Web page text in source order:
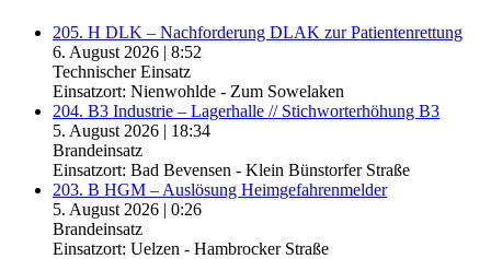
205. H DLK – Nachforderung DLAK zur Patientenrettung
6. August 2026 | 8:52
Technischer Einsatz
Einsatzort: Nienwohlde - Zum Sowelaken
204. B3 Industrie – Lagerhalle // Stichworterhöhung B3
5. August 2026 | 18:34
Brandeinsatz
Einsatzort: Bad Bevensen - Klein Bünstorfer Straße
203. B HGM – Auslösung Heimgefahrenmelder
5. August 2026 | 0:26
Brandeinsatz
Einsatzort: Uelzen - Hambrocker Straße